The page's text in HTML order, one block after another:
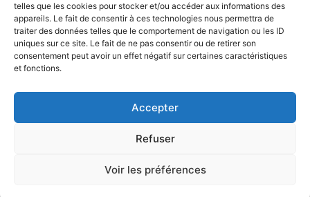
telles que les cookies pour stocker et/ou accéder aux informations des
appareils. Le fait de consentir à ces technologies nous permettra de
traiter des données telles que le comportement de navigation ou les ID
uniques sur ce site. Le fait de ne pas consentir ou de retirer son
consentement peut avoir un effet négatif sur certaines caractéristiques
et fonctions.
Accepter
Refuser
Voir les préférences